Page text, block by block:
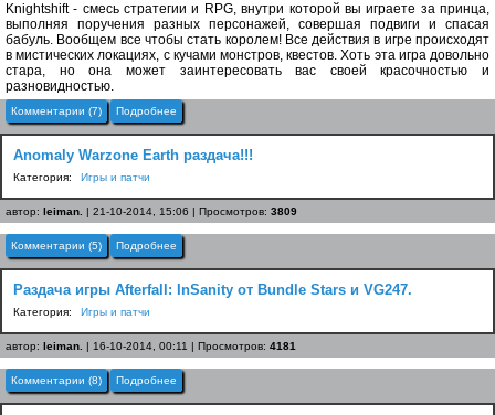
Knightshift - смесь стратегии и RPG, внутри которой вы играете за принца,
выполняя поручения разных персонажей, совершая подвиги и спасая
бабуль. Вообщем все чтобы стать королем! Все действия в игре происходят
в мистических локациях, с кучами монстров, квестов. Хоть эта игра довольно
стара, но она может заинтересовать вас своей красочностью и
разновидностью.
Комментарии (7) Подробнее
Anomaly Warzone Earth раздача!!!
Категория: Игры и патчи
автор: leiman. | 21-10-2014, 15:06 | Просмотров: 3809
Комментарии (5) Подробнее
Раздача игры Afterfall: InSanity от Bundle Stars и VG247.
Категория: Игры и патчи
автор: leiman. | 16-10-2014, 00:11 | Просмотров: 4181
Комментарии (8) Подробнее